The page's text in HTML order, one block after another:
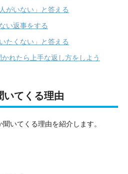
がいない」と答える
い返事をする
たくない」と答える
れたら上手な返し方をしよう
いてくる理由
いてくる理由を紹介します。